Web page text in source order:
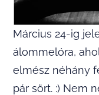
Március 24-ig
álommelóra,
elmész néhány
pár sört. :) Nem